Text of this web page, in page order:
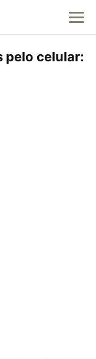
pelo celular: